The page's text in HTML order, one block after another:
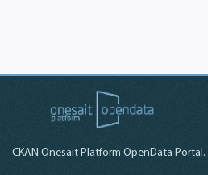
CKAN Onesait Platform OpenData Portal.